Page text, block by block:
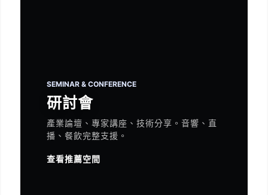
SEMINAR & CONFERENCE
研討會
產業論壇、專家講座、技術分享。音響、直
播、餐飲完整支援。
查看推薦空間